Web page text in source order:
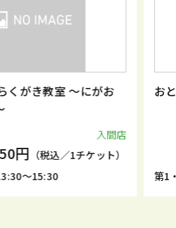
がき教室 ～にがお
入間店
（税込／1チケット）
～15:30
おと
第1・